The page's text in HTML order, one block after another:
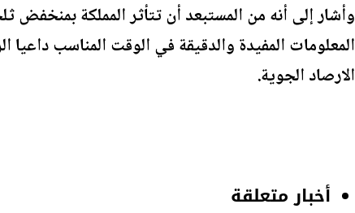
وأشار إلى أنه من المستبعد أن تتأثر المملكة بمنخفض
المعلومات المفيدة والدقيقة في الوقت المناسب داعيا
الارصاد الجوية.
أخبار متعلقة